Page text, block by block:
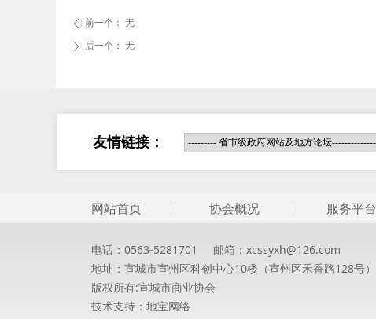
ꄴ 前一个： 无
ꄲ 后一个： 无
友情链接：
电话：0563-5281701 邮箱：xcssyxh@126.com
地址：宣城市宣州区科创中心10楼（宣州区禾香路128号）
版权所有:宣城市商业协会
技术支持： 地宝网络
网站首页 协会概况 服务平台